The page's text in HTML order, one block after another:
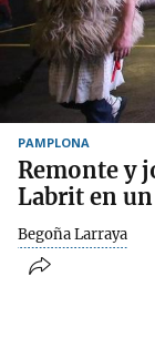
PAMPLONA
Remonte y
Labrit en
Begoña Larraya